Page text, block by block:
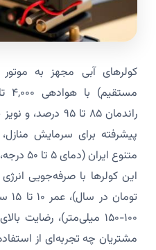
پیشرفته برای سرمایش منازل،
۱۰۰-۱۵۰ میلی‌متر)،
مشتریان چه تجربه‌ای از